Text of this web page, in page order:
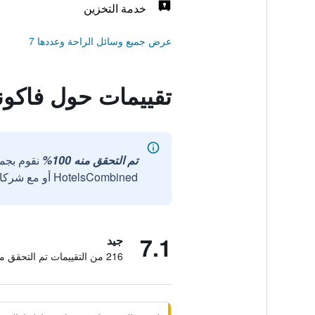
خدمة التخزين
عرض جميع وسائل الراحة وعددها 7
تقييمات حول
تم التحقق منه 100%
نقوم
HotelsCombined أو مع شركائنا الخارجيين الموثوقين.
7.1 جيد
216 من التقييمات تم التحقق منها